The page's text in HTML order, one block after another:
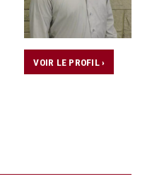
VOIR LE PROFIL ›